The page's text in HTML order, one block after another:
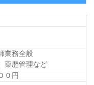
業務全般
薬歴管理など
０円